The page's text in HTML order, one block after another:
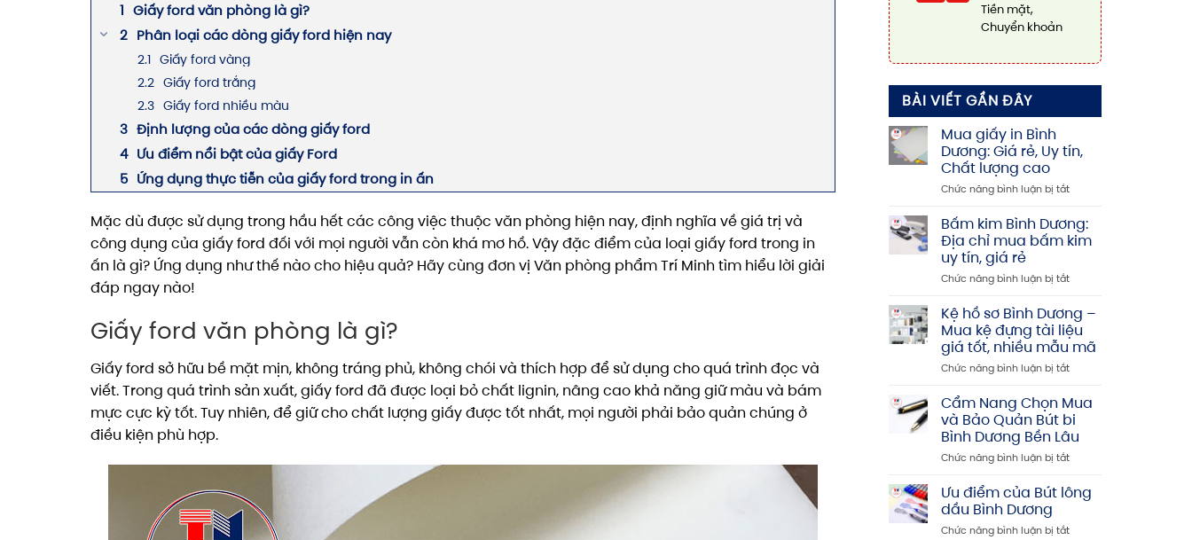
Giấy ford văn phòng là gì?
Phân loại các dòng giấy ford hiện nay
Giấy ford vàng
Giấy ford trắng
Giấy ford nhiều màu
Định lượng của các dòng giấy ford
Ưu điểm nổi bật của giấy Ford
Ứng dụng thực tiễn của giấy ford trong in ấn
Mặc dù được sử dụng trong hầu hết các công việc thuộc văn phòng hiện nay, định nghĩa về giá trị và
công dụng của giấy ford đối với mọi người vẫn còn khá mơ hồ. Vậy đặc điểm của loại giấy ford trong in
ấn là gì? Ứng dụng như thế nào cho hiệu quả? Hãy cùng đơn vị Văn phòng phẩm Trí Minh tìm hiểu lời giải
đáp ngay nào!
Giấy ford văn phòng là gì?
Giấy ford sở hữu bề mặt mịn, không tráng phủ, không chói và thích hợp để sử dụng cho quá trình đọc và
viết. Trong quá trình sản xuất, giấy ford đã được loại bỏ chất lignin, nâng cao khả năng giữ màu và bám
mực cực kỳ tốt. Tuy nhiên, để giữ cho chất lượng giấy được tốt nhất, mọi người phải bảo quản chúng ở
điều kiện phù hợp.
Tiền mặt,
Chuyển khoản
BÀI VIẾT GẦN ĐÂY
Mua giấy in Bình
Dương: Giá rẻ, Uy tín,
Chất lượng cao
Chức năng bình luận bị tắtở
in
Bình
Giá
Uy
tín,
Chất
lượng
cao
Bấm kim Bình Dương:
Địa chỉ mua bấm kim
uy tín, giá rẻ
Chức năng bình luận bị tắtở
Bình
Dương:
Địa
chỉ
bấm
kim
uy
tín,
giá
Kệ hồ sơ Bình Dương –
Mua kệ đựng tài liệu
giá tốt, nhiều mẫu mã
Chức năng bình luận bị tắtở
hồ
sơ
Bình
Dương
–
kệ
đựng
liệu
Cẩm Nang Chọn Mua
và Bảo Quản Bút bi
Bình Dương Bền Lâu
Chức năng bình luận bị tắtở
Nang
Chọn
và
Ưu điểm của Bút lông
dầu Bình Dương
Chức năng bình luận bị tắtở